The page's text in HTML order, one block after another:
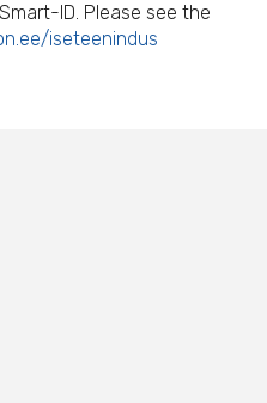
ID. Please see the
iseteenindus